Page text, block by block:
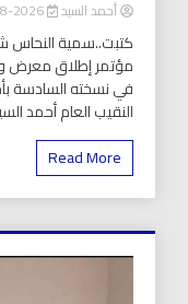
أحمد السيد 2026-08-04
كتبت..سمية النحاس
مؤتمر إطلاق معرض
في نسخته السادسة
النقيب العام أحمد
Read More